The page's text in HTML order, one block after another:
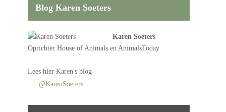
Blog Karen Soeters
Karen Soeters
OprichterHouse of Animals en AnimalsToday
Leeshier Karen's blog
@KarenSoeters